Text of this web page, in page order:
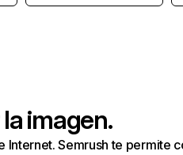
imagen.
Internet. Semrush te permite